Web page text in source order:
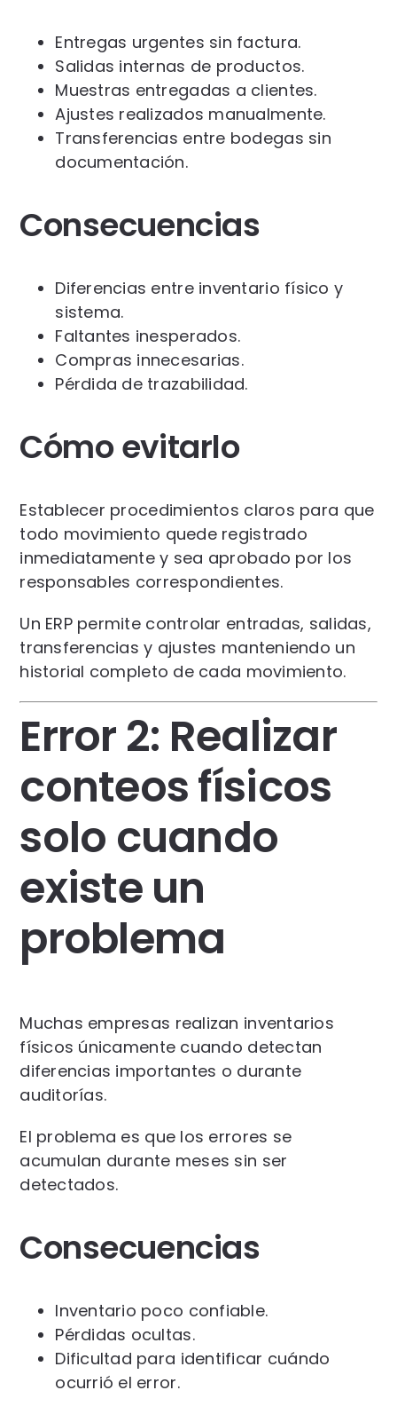
Entregas urgentes sin factura.
Salidas internas de productos.
Muestras entregadas a clientes.
Ajustes realizados manualmente.
Transferencias entre bodegas sin
documentación.
Consecuencias
Diferencias entre inventario físico y
sistema.
Faltantes inesperados.
Compras innecesarias.
Pérdida de trazabilidad.
Cómo evitarlo
Establecer procedimientos claros para que
todo movimiento quede registrado
inmediatamente y sea aprobado por los
responsables correspondientes.
Un ERP permite controlar entradas, salidas,
transferencias y ajustes manteniendo un
historial completo de cada movimiento.
Error 2: Realizar
conteos físicos
solo cuando
existe un
problema
Muchas empresas realizan inventarios
físicos únicamente cuando detectan
diferencias importantes o durante
auditorías.
El problema es que los errores se
acumulan durante meses sin ser
detectados.
Consecuencias
Inventario poco confiable.
Pérdidas ocultas.
Dificultad para identificar cuándo
ocurrió el error.